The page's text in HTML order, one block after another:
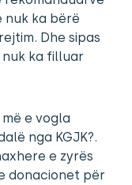
nuk ka bërë
Dhe sipas
nuk ka filluar
e vogla
nga KGJK?.
e zyrës
donacionet për